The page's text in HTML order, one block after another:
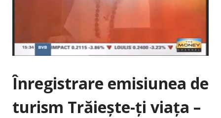
Înregistrare emisiunea de
turism Trăieşte-ţi viaţa –